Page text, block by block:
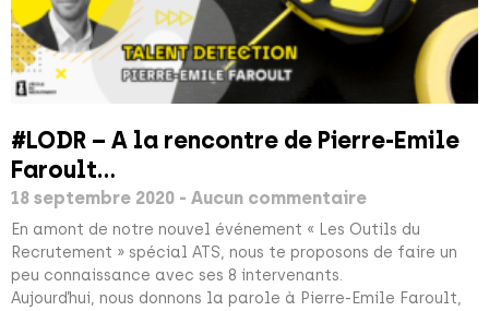
#LODR – A la rencontre de Pierre-Emile
Faroult…
18 septembre 2020 Aucun commentaire
En amont de notre nouvel événement « Les Outils du
Recrutement » spécial ATS, nous te proposons de faire un
peu connaissance avec ses 8 intervenants.
Aujourd’hui, nous donnons la parole à Pierre-Emile Faroult,